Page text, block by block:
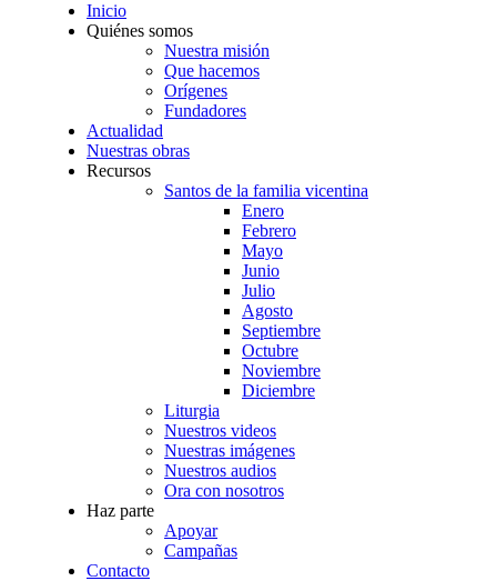
Inicio
Quiénes somos
Nuestra misión
Que hacemos
Orígenes
Fundadores
Actualidad
Nuestras obras
Recursos
Santos de la familia vicentina
Enero
Febrero
Mayo
Junio
Julio
Agosto
Septiembre
Octubre
Noviembre
Diciembre
Liturgia
Nuestros videos
Nuestras imágenes
Nuestros audios
Ora con nosotros
Haz parte
Apoyar
Campañas
Contacto